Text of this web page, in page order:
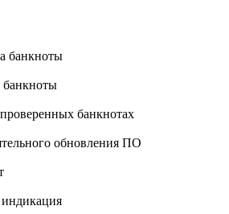
банкноты
банкнотах
обновления ПО
индикация